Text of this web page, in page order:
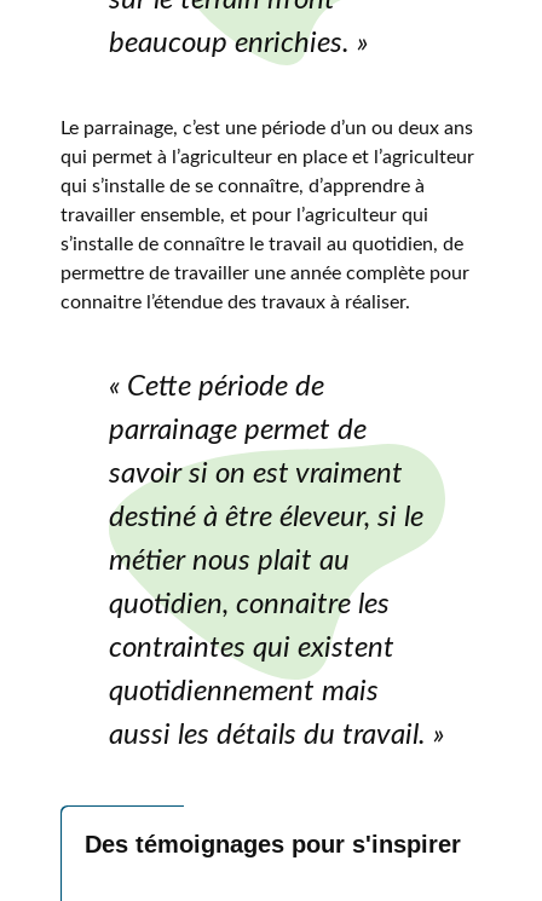
beaucoup enrichies. »
Le parrainage, c’est une période d’un ou deux ans
qui permet à l’agriculteur en place et l’agriculteur
qui s’installe de se connaître, d’apprendre à
travailler ensemble, et pour l’agriculteur qui
s’installe de connaître le travail au quotidien, de
permettre de travailler une année complète pour
connaitre l’étendue des travaux à réaliser.
« Cette période de
parrainage permet de
savoir si on est vraiment
destiné à être éleveur, si le
métier nous plait au
quotidien, connaitre les
contraintes qui existent
quotidiennement mais
aussi les détails du travail. »
Des témoignages pour s'inspirer